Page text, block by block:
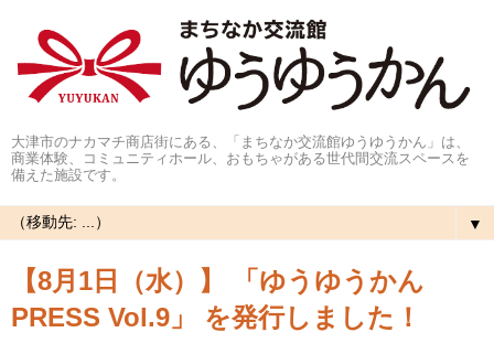
大津市のナカマチ商店街にある、「まちなか交流館ゆうゆうかん」は、
商業体験、コミュニティホール、おもちゃがある世代間交流スペースを
備えた施設です。
▼
【8月1日（水）】 「ゆうゆうかん
PRESS Vol.9」 を発行しました！